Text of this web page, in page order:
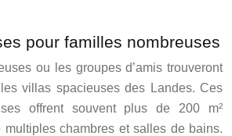
pour familles nombreuses
ou les groupes d’amis trouveront
villas spacieuses des Landes. Ces
offrent souvent plus de 200 m²
multiples chambres et salles de bains.